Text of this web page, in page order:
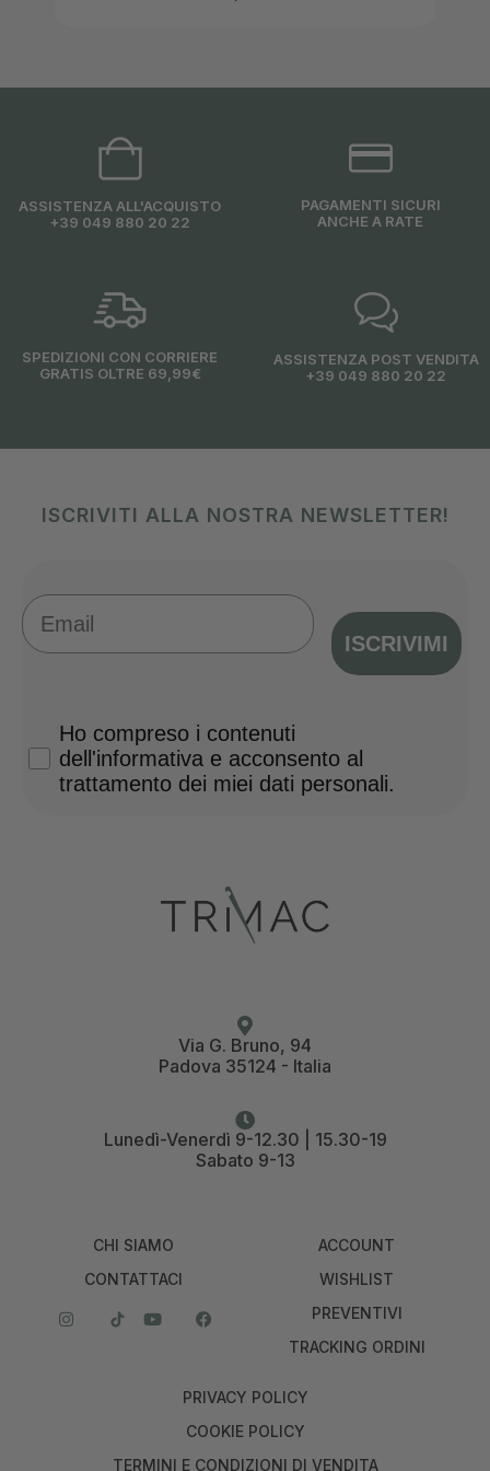
ASSISTENZA ALL'ACQUISTO
+39 049 880 20 22
PAGAMENTI SICURI
ANCHE A RATE
SPEDIZIONI CON CORRIERE
GRATIS OLTRE 69,99€
ASSISTENZA POST VENDITA
+39 049 880 20 22
ISCRIVITI ALLA NOSTRA NEWSLETTER!
Email
ISCRIVIMI
Privacy Policy
Ho compreso i contenuti
dell'informativa e acconsento al
trattamento dei miei dati personali.
Via G. Bruno, 94
Padova 35124 - Italia
Lunedì-Venerdì 9-12.30 | 15.30-19
Sabato 9-13
CHI SIAMO
CONTATTACI
ACCOUNT
WISHLIST
PREVENTIVI
TRACKING ORDINI
PRIVACY POLICY
COOKIE POLICY
TERMINI E CONDIZIONI DI VENDITA